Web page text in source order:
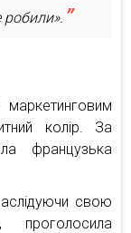
колір. За
французька
свою
проголосила